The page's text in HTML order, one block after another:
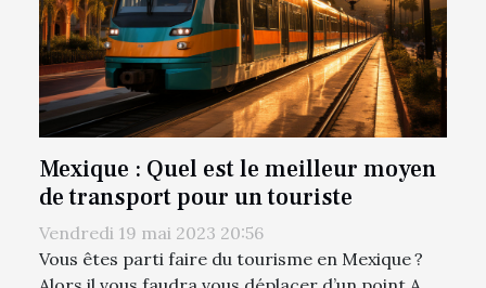
Mexique : Quel est le meilleur moyen
de transport pour un touriste
Vendredi 19 mai 2023 20:56
Vous êtes parti faire du tourisme en Mexique ?